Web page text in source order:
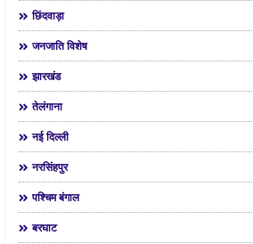
छिंदवाड़ा
जनजाति विशेष
झारखंड
तेलंगाना
नई दिल्ली
नरसिंहपुर
पश्चिम बंगाल
बरघाट